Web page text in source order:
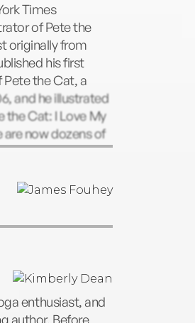
Times
of Pete the
originally from
his first
the Cat, a
and he illustrated
the Cat: I Love My
are now dozens of
all inspired by
enthusiast, and
author. Before